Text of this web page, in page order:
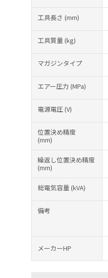
工具長さ (mm)
工具質量(kg)
マガジンタイプ
エアー圧力 (MPa)
電源電圧(V)
位置決め精度
(mm)
繰返し位置決め精度
(mm)
総電気容量(kVA)
備考
メーカーHP